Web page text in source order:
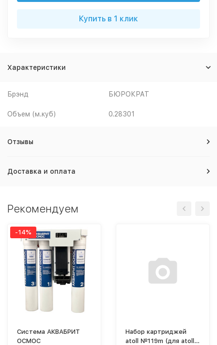
Купить в 1 клик
Характеристики
Брэнд БЮРОКРАТ
Объем (м.куб) 0.28301
Отзывы
Доставка и оплата
Рекомендуем
-14%
Система АКВАБРИТ
ОСМОС
Набор картриджей
atoll №119m (для atoll